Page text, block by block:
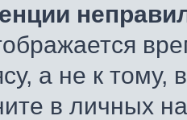
а не к тому,
в личных